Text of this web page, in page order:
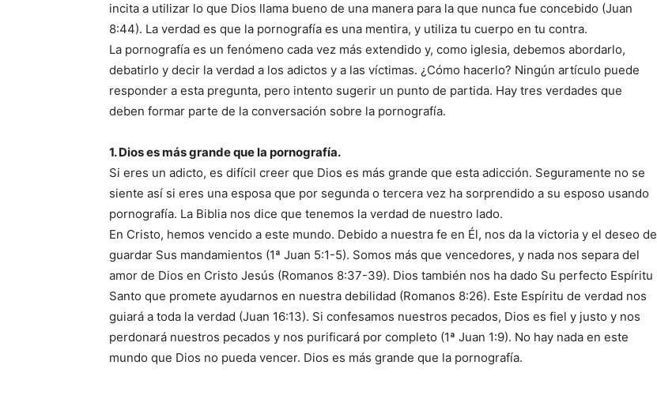
incita a utilizar lo que Dios llama bueno de una manera para la que nunca fue concebido (Juan
8:44). La verdad es que la pornografía es una mentira, y utiliza tu cuerpo en tu contra.
La pornografía es un fenómeno cada vez más extendido y, como iglesia, debemos abordarlo,
debatirlo y decir la verdad a los adictos y a las víctimas. ¿Cómo hacerlo? Ningún artículo puede
responder a esta pregunta, pero intento sugerir un punto de partida. Hay tres verdades que
deben formar parte de la conversación sobre la pornografía.
1. Dios es más grande que la pornografía.
Si eres un adicto, es difícil creer que Dios es más grande que esta adicción. Seguramente no se
siente así si eres una esposa que por segunda o tercera vez ha sorprendido a su esposo usando
pornografía. La Biblia nos dice que tenemos la verdad de nuestro lado.
En Cristo, hemos vencido a este mundo. Debido a nuestra fe en Él, nos da la victoria y el deseo de
guardar Sus mandamientos (1ª Juan 5:1-5). Somos más que vencedores, y nada nos separa del
amor de Dios en Cristo Jesús (Romanos 8:37-39). Dios también nos ha dado Su perfecto Espíritu
Santo que promete ayudarnos en nuestra debilidad (Romanos 8:26). Este Espíritu de verdad nos
guiará a toda la verdad (Juan 16:13). Si confesamos nuestros pecados, Dios es fiel y justo y nos
perdonará nuestros pecados y nos purificará por completo (1ª Juan 1:9). No hay nada en este
mundo que Dios no pueda vencer. Dios es más grande que la pornografía.